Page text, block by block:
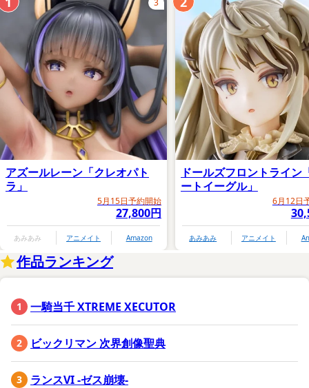
アズールレーン「クレオパト
ラ」
5月15日予約開始
27,800円
あみあみ アニメイト Amazon
3
ドールズフロントライン
ートイーグル」
6月12日
あみあみ アニメイト
作品ランキング
一騎当千 XTREME XECUTOR
ビックリマン 次界創像聖典
ランスVI -ゼス崩壊-